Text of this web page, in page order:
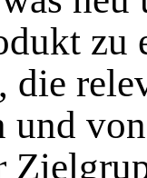
die
und